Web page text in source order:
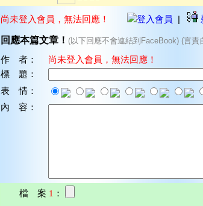
尚未登入會員，無法回應！ 登入會員 |
回應本篇文章！ (以下回應不會連結到FaceBook) (言
作 者：
尚未登入會員，無法回應！
標 題：
表 情：
內 容：
檔 案 1 ：